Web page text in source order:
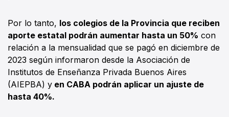
Por lo tanto, los colegios de la Provincia que reciben
aporte estatal podrán aumentar hasta un 50% con
relación a la mensualidad que se pagó en diciembre de
2023 según informaron desde la Asociación de
Institutos de Enseñanza Privada Buenos Aires
(AIEPBA) y en CABA podrán aplicar un ajuste de
hasta 40%.